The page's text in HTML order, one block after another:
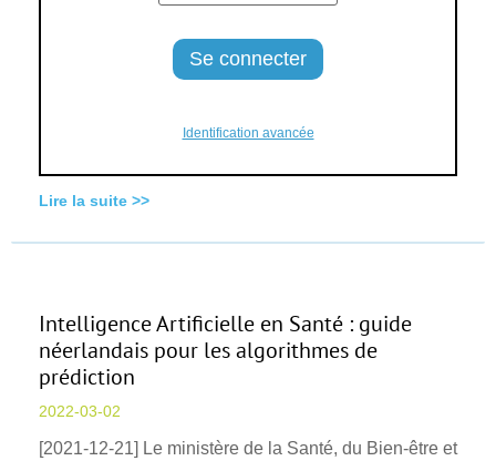
Identification avancée
Lire la suite >>
Intelligence Artificielle en Santé : guide
néerlandais pour les algorithmes de
prédiction
2022-03-02
[2021-12-21] Le ministère de la Santé, du Bien-être et